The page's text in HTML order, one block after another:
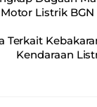
Listrik BGN
Terkait
Kendaraan